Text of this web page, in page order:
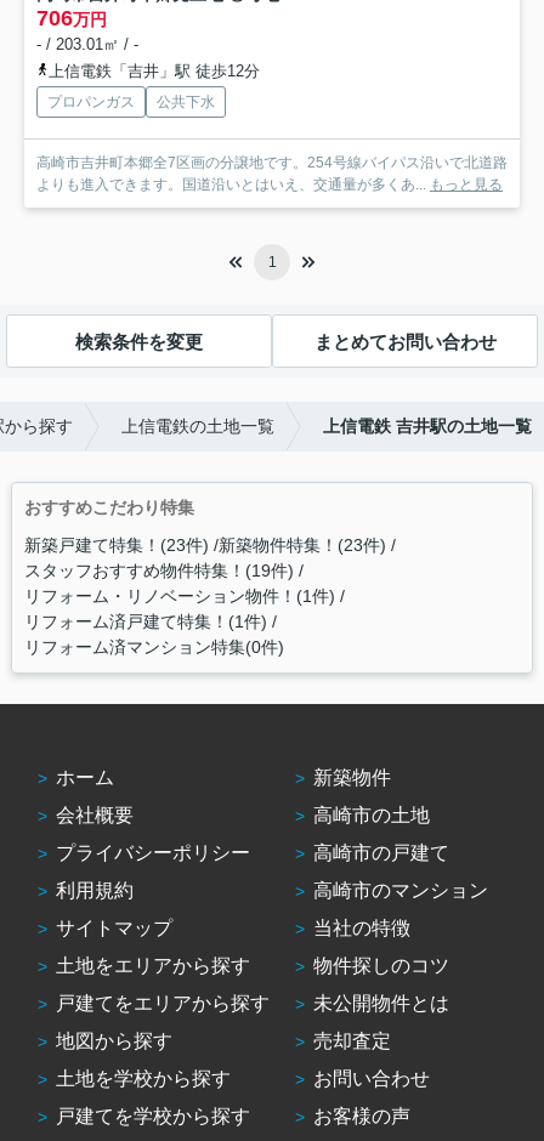
706万円
- / 203.01㎡ / -
上信電鉄「吉井」駅 徒歩12分
プロパンガス 公共下水
高崎市吉井町本郷全7区画の分譲地です。254号線バイパス沿いで北道路
よりも進入できます。国道沿いとはいえ、交通量が多くあ... もっと見る
1
検索条件を変更 まとめてお問い合わせ
ら探す 上信電鉄の土地一覧 上信電鉄 吉井駅の土地一覧
おすすめこだわり特集
新築戸建て特集！(23件) 新築物件特集！(23件)
スタッフおすすめ物件特集！(19件)
リフォーム・リノベーション物件！(1件)
リフォーム済戸建て特集！(1件)
リフォーム済マンション特集(0件)
ホーム
会社概要
プライバシーポリシー
利用規約
サイトマップ
土地をエリアから探す
戸建てをエリアから探す
地図から探す
土地を学校から探す
戸建てを学校から探す
新築物件
高崎市の土地
高崎市の戸建て
高崎市のマンション
当社の特徴
物件探しのコツ
未公開物件とは
売却査定
お問い合わせ
お客様の声